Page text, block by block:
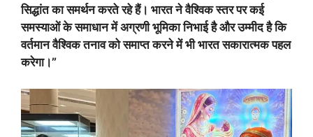
सिद्धांत का समर्थन करते रहे हैं। भारत ने वैश्विक स्तर पर कई
समस्याओं के समाधान में अग्रणी भूमिका निभाई है और उम्मीद है कि
वर्तमान वैश्विक तनाव को समाप्त करने में भी भारत सकारात्मक पहल
करेगा।”